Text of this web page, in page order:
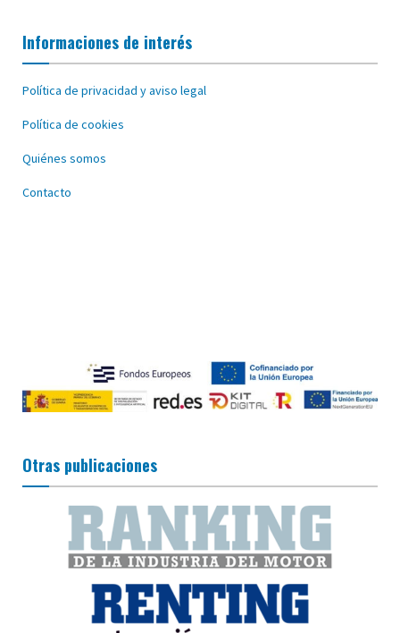
Informaciones de interés
Política de privacidad y aviso legal
Política de cookies
Quiénes somos
Contacto
Otras publicaciones